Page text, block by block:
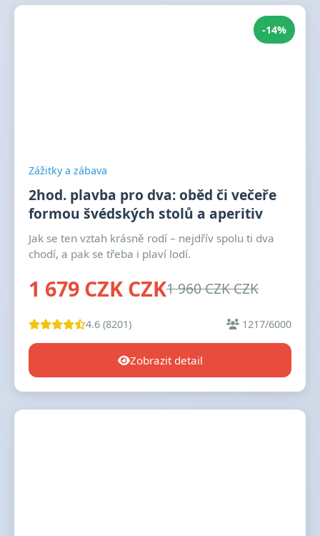
-14%
Zážitky a zábava
2hod. plavba pro dva: oběd či večeře
formou švédských stolů a aperitiv
Jak se ten vztah krásně rodí – nejdřív spolu ti dva
chodí, a pak se třeba i plaví lodí.
1 679 CZK CZK1 960 CZK CZK
4.6 (8201) 1217/6000
Zobrazit detail